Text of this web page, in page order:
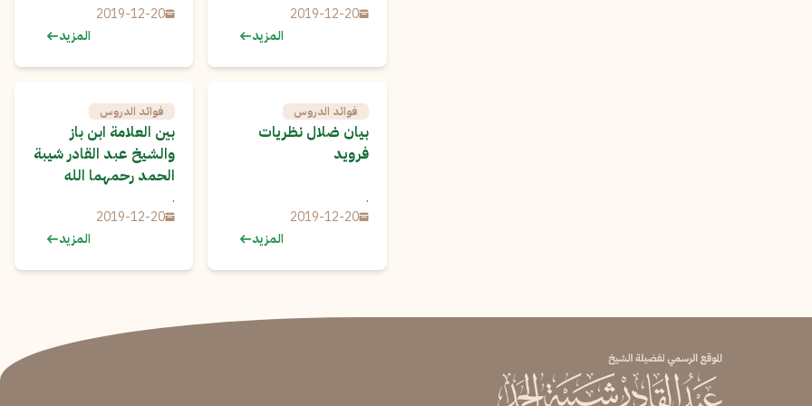
2019-12-20
المزيد
2019-12-20
المزيد
فوائد الدروس
بيان ضلال نظريات
فرويد
.
2019-12-20
المزيد
فوائد الدروس
بين العلامة ابن باز
والشيخ عبد القادر شيبة
الحمد رحمهما الله
.
2019-12-20
المزيد